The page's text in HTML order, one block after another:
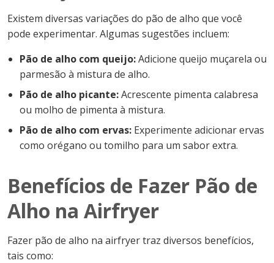
Existem diversas variações do pão de alho que você
pode experimentar. Algumas sugestões incluem:
Pão de alho com queijo:Adicione queijo muçarela ou
parmesão à mistura de alho.
Pão de alho picante:Acrescente pimenta calabresa
ou molho de pimenta à mistura.
Pão de alho com ervas: Experimente adicionar ervas
como orégano ou tomilho para um sabor extra.
Benefícios de Fazer Pão de
Alho na Airfryer
Fazer pão de alho na airfryer traz diversos benefícios,
tais como: